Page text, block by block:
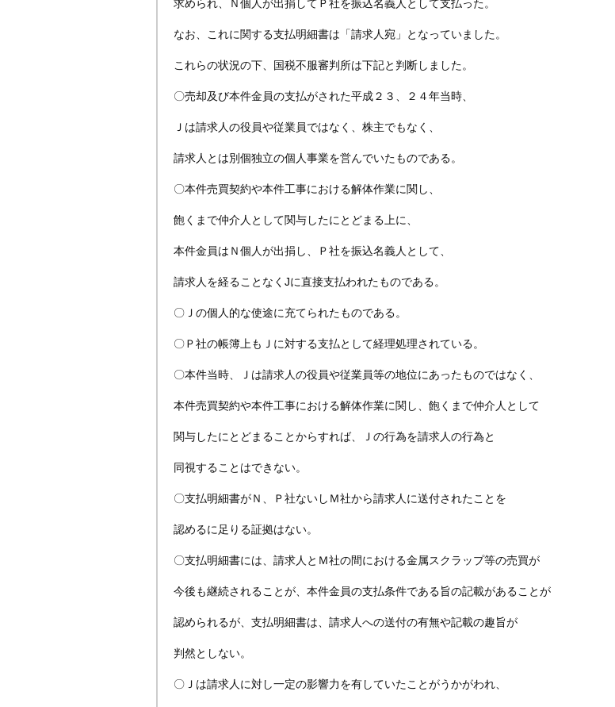
求められ、Ｎ個人が出捐してＰ社を振込名義人として支払った。
なお、これに関する支払明細書は「請求人宛」となっていました。
これらの状況の下、国税不服審判所は下記と判断しました。
〇売却及び本件金員の支払がされた平成２３、２４年当時、
Ｊは請求人の役員や従業員ではなく、株主でもなく、
請求人とは別個独立の個人事業を営んでいたものである。
〇本件売買契約や本件工事における解体作業に関し、
飽くまで仲介人として関与したにとどまる上に、
本件金員はＮ個人が出捐し、Ｐ社を振込名義人として、
請求人を経ることなくJに直接支払われたものである。
〇Ｊの個人的な使途に充てられたものである。
〇Ｐ社の帳簿上もＪに対する支払として経理処理されている。
〇本件当時、Ｊは請求人の役員や従業員等の地位にあったものではなく、
本件売買契約や本件工事における解体作業に関し、飽くまで仲介人として
関与したにとどまることからすれば、Ｊの行為を請求人の行為と
同視することはできない。
〇支払明細書がＮ、Ｐ社ないしＭ社から請求人に送付されたことを
認めるに足りる証拠はない。
〇支払明細書には、請求人とＭ社の間における金属スクラップ等の売買が
今後も継続されることが、本件金員の支払条件である旨の記載があることが
認められるが、支払明細書は、請求人への送付の有無や記載の趣旨が
判然としない。
〇Ｊは請求人に対し一定の影響力を有していたことがうかがわれ、